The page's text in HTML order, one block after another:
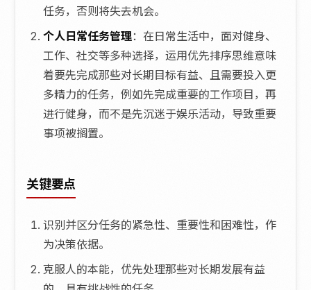
任务，否则将失去机会。
个人日常任务管理：在日常生活中，面对健身、
工作、社交等多种选择，运用优先排序思维意味
着要先完成那些对长期目标有益、且需要投入更
多精力的任务，例如先完成重要的工作项目，再
进行健身，而不是先沉迷于娱乐活动，导致重要
事项被搁置。
关键要点
识别并区分任务的紧急性、重要性和困难性，作
为决策依据。
克服人的本能，优先处理那些对长期发展有益